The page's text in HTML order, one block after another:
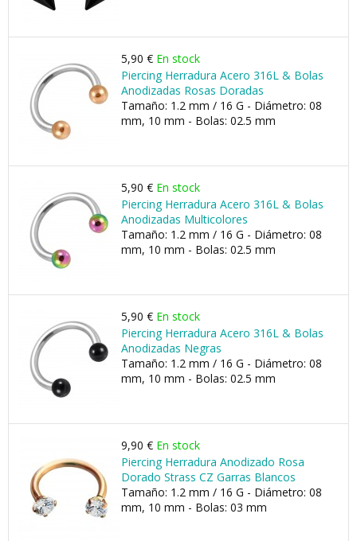
5,90 € En stock
Piercing Herradura Acero 316L & Bolas
Anodizadas Rosas Doradas
Tamaño: 1.2 mm / 16 G - Diámetro: 08
mm, 10 mm - Bolas: 02.5 mm
5,90 € En stock
Piercing Herradura Acero 316L & Bolas
Anodizadas Multicolores
Tamaño: 1.2 mm / 16 G - Diámetro: 08
mm, 10 mm - Bolas: 02.5 mm
5,90 € En stock
Piercing Herradura Acero 316L & Bolas
Anodizadas Negras
Tamaño: 1.2 mm / 16 G - Diámetro: 08
mm, 10 mm - Bolas: 02.5 mm
9,90 € En stock
Piercing Herradura Anodizado Rosa
Dorado Strass CZ Garras Blancos
Tamaño: 1.2 mm / 16 G - Diámetro: 08
mm, 10 mm - Bolas: 03 mm